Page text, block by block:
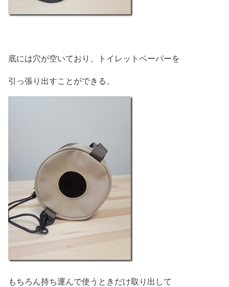
底には穴が空いており、トイレットペーパーを
引っ張り出すことができる。
もちろん持ち運んで使うときだけ取り出して